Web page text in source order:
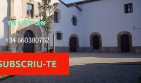
TELÈFON
+34 660380762
TE